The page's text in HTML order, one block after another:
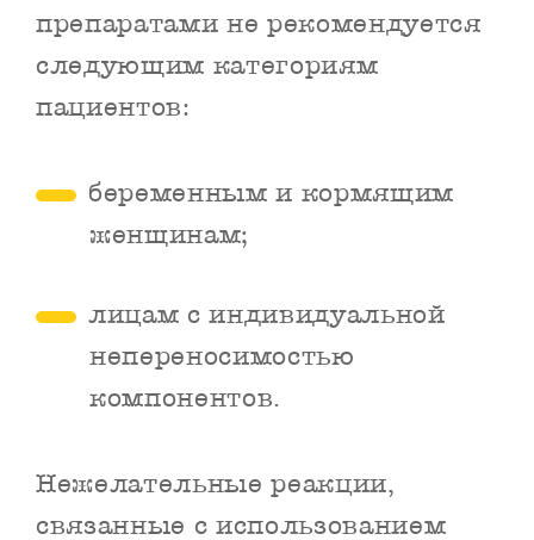
препаратами не рекомендуется
следующим категориям
пациентов:
беременным и кормящим
женщинам;
лицам с индивидуальной
непереносимостью
компонентов.
Нежелательные реакции,
связанные с использованием